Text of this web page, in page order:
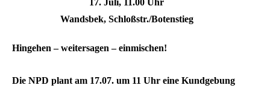
17. Juli, 11.00 Uhr
Wandsbek, Schloßstr./Botenstieg
Hingehen – weitersagen – einmischen!
Die NPD plant am 17.07. um 11 Uhr eine Kundgebung